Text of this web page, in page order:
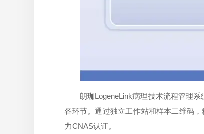
朗珈LogeneLink病理技术流程管理
各环节。通过独立工作站和样本二维码
力CNAS认证。